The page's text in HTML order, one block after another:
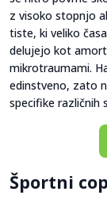
z visoko stopnjo
tiste, ki veliko
delujejo kot
mikrotraumami.
edinstveno, zato
specifike različnih
Športni